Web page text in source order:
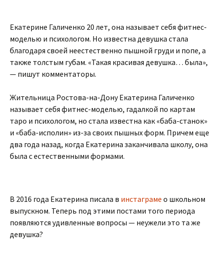
Екатерине Галиченко 20 лет, она называет себя фитнес-
моделью и психологом. Но известна девушка стала
благодаря своей неестественно пышной груди и попе, а
также толстым губам. «Такая красивая девушка… была»,
— пишут комментаторы.
Жительница Ростова-на-Дону Екатерина Галиченко
называет себя фитнес-моделью, гадалкой по картам
таро и психологом, но стала известна как «баба-станок»
и «баба-исполин» из-за своих пышных форм. Причем еще
два года назад, когда Екатерина заканчивала школу, она
была с естественными формами.
В 2016 года Екатерина писала в инстаграме о школьном
выпускном. Теперь под этими постами того периода
появляются удивленные вопросы — неужели это та же
девушка?